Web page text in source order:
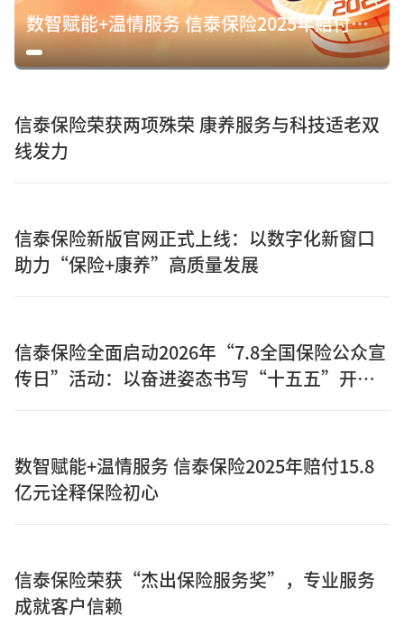
数智赋能+温情服务 信泰保险2025年赔付15.8亿元诠释保险初心
信泰保险荣获两项殊荣 康养服务与科技适老双
线发力
信泰保险新版官网正式上线：以数字化新窗口
助力“保险+康养”高质量发展
信泰保险全面启动2026年“7.8全国保险公众宣
传日”活动：以奋进姿态书写“十五五”开局
数智赋能+温情服务 信泰保险2025年赔付15.8
亿元诠释保险初心
信泰保险荣获“杰出保险服务奖”，专业服务
成就客户信赖